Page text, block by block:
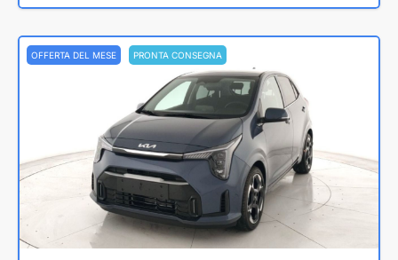
OFFERTA DEL MESE PRONTA CONSEGNA